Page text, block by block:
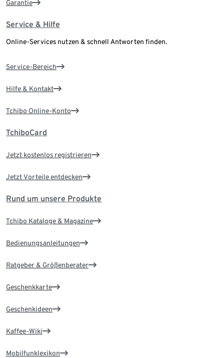
Garantie
Service & Hilfe
Online-Services nutzen & schnell Antworten finden.
Service-Bereich
Hilfe & Kontakt
Tchibo Online-Konto
TchiboCard
Jetzt kostenlos registrieren
Jetzt Vorteile entdecken
Rund um unsere Produkte
Tchibo Kataloge & Magazine
Bedienungsanleitungen
Ratgeber & Größenberater
Geschenkkarte
Geschenkideen
Kaffee-Wiki
Mobilfunklexikon